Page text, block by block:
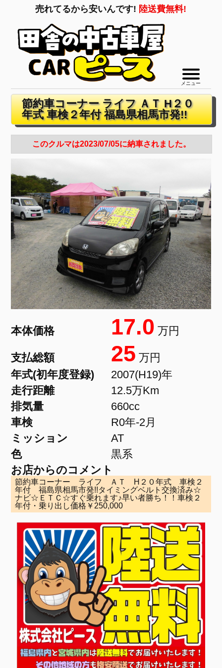
売れてるから安いんです! 陸送費無料!
メニュー
節約車コーナー ライフ ＡＴ H２０
年式 車検２年付 福島県相馬市発!!
このクルマは2023/07/05に納車されました。
本体価格 17.0 万円
支払総額 25 万円
年式(初年度登録)
2007(H19)年
走行距離
12.5万Km
排気量
660cc
車検
R0年-2月
ミッション
AT
色
黒系
お店からのコメント
節約車コーナー ライフ ＡＴ H２０年式 車検２
年付 福島県相馬市発!!タイミングベルト交換済み☆
ナビ☆ＥＴＣ☆すぐ乗れます♪早い者勝ち！！車検２
年付・乗り出し価格￥250,000